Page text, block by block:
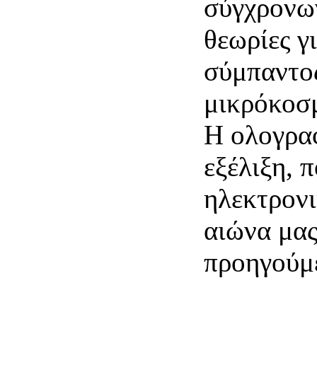
θεωρίες
Η
εξέλιξη,
αιώνα